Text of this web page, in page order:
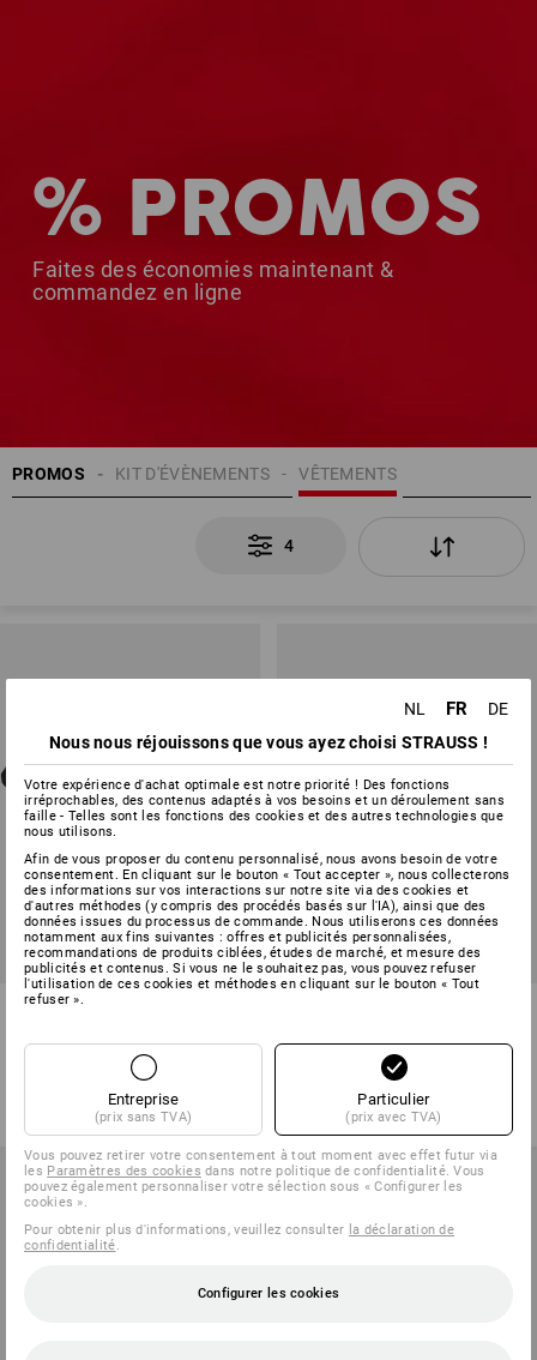
% PROMOS
Faites des économies maintenant &
commandez en ligne
PROMOS VÊTEMENTS
KIT D'ÉVÈNEMENTS
4
PRIX DU LOT -14%
KIT : e.s. Pochette de serveur
PRIX DU LOT -14%
€ 34,97
NL FR
DE
Nous nous réjouissons que vous ayez choisi STRAUSS !
Votre expérience d'achat optimale est notre priorité ! Des fonctions
irréprochables, des contenus adaptés à vos besoins et un déroulement sans
faille - Telles sont les fonctions des cookies et des autres technologies que
nous utilisons.
Afin de vous proposer du contenu personnalisé, nous avons besoin de votre
consentement. En cliquant sur le bouton « Tout accepter », nous collecterons
des informations sur vos interactions sur notre site via des cookies et
d'autres méthodes (y compris des procédés basés sur l'IA), ainsi que des
données issues du processus de commande. Nous utiliserons ces données
notamment aux fins suivantes : offres et publicités personnalisées,
recommandations de produits ciblées, études de marché, et mesure des
publicités et contenus. Si vous ne le souhaitez pas, vous pouvez refuser
l'utilisation de ces cookies et méthodes en cliquant sur le bouton « Tout
refuser ».
Entreprise
(prix sans TVA)
Particulier
(prix avec TVA)
Vous pouvez retirer votre consentement à tout moment avec effet futur via
les Paramètres des cookies dans notre politique de confidentialité. Vous
pouvez également personnaliser votre sélection sous « Configurer les
cookies ».
Pour obtenir plus d'informations, veuillez consulter la déclaration de
confidentialité.
Configurer les cookies